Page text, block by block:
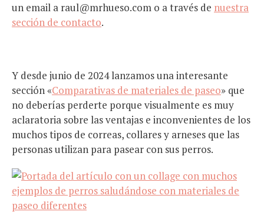
un email a raul@mrhueso.com o a través de nuestra
sección de contacto.
Y desde junio de 2024 lanzamos una interesante
sección «Comparativas de materiales de paseo» que
no deberías perderte porque visualmente es muy
aclaratoria sobre las ventajas e inconvenientes de los
muchos tipos de correas, collares y arneses que las
personas utilizan para pasear con sus perros.